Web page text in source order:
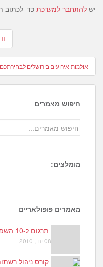
יש להתחבר למערכת כדי לכתוב
אולמות אירועים בירושלים לבחירתכם
חיפוש מאמרים
מומלצים:
4
מאמרים פופולאריים
תרגום ל-10 השפות המדוברות בעולם
08 ינו , 2010
קורס ניהול